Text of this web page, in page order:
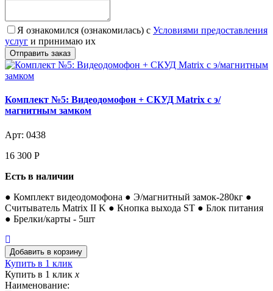
Я ознакомился (ознакомилась) с Условиями предоставления
услуг и принимаю их
Комплект №5: Видеодомофон + СКУД Matrix с э/
магнитным замком
Арт: 0438
16 300 Р
Есть в наличии
● Комплект видеодомофона ● Э/магнитный замок-280кг ●
Считыватель Matrix II K ● Кнопка выхода ST ● Блок питания
● Брелки/карты - 5шт
Купить в 1 клик
Купить в 1 клик x
Наименование: